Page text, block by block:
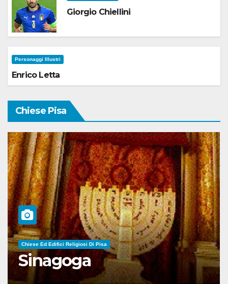
Giorgio Chiellini
Personaggi Illustri
Enrico Letta
Chiese Pisa
Chiese Ed Edifici Religiosi Di Pisa
Sinagoga